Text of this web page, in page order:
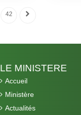
42
LE MINISTERE
Accueil
Ministère
Actualités